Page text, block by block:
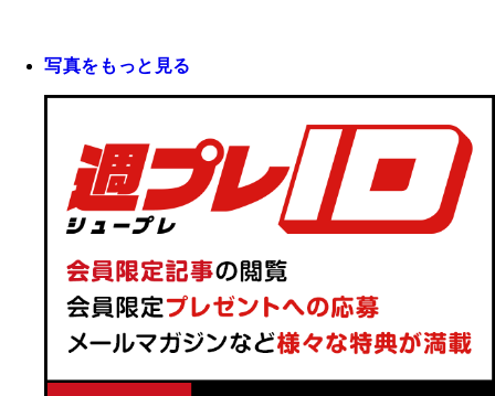
写真をもっと見る